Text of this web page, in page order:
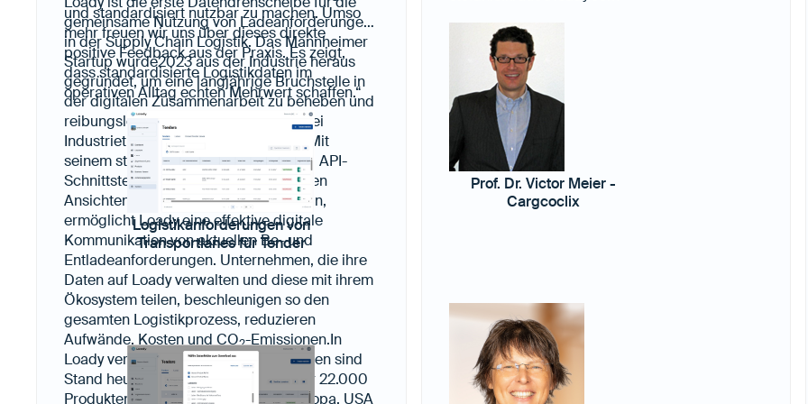
und standardisiert nutzbar zu machen. Umso
mehr freuen wir uns über dieses direkte
positive Feedback aus der Praxis. Es zeigt,
dass standardisierte Logistikdaten im
operativen Alltag echten Mehrwert schaffen.“
gemeinsame Nutzung von Ladeanforderungen
in der Supply Chain Logistik. Das Mannheimer
Startup wurde2023 aus der Industrie heraus
gegründet, um eine langjährige Bruchstelle in
der digitalen Zusammenarbeit zu beheben und
reibungslose erste und letzte Meilenbei
Industrietransporten sicherzustellen. Mit
seinem standardisierten Datenmodell, API-
Schnittstellen und benutzerspezifischen
Ansichten in 17 europäischen Sprachen,
ermöglicht Loady eine effektive digitale
Kommunikation von aktuellen Be- und
Entladeanforderungen. Unternehmen, die ihre
Daten auf Loady verwalten und diese mit ihrem
Ökosystem teilen, beschleunigen so den
gesamten Logistikprozess, reduzieren
Aufwände, Kosten und CO2-Emissionen.In
Loady verfügbar für das Transportwesen sind
Stand heute schon die Daten von über 22.000
Produkten und 500 Standorten in Europa, USA
Logistikanforderungen von
Transportlanes für Tender
Prof. Dr. Victor Meier -
Cargcoclix